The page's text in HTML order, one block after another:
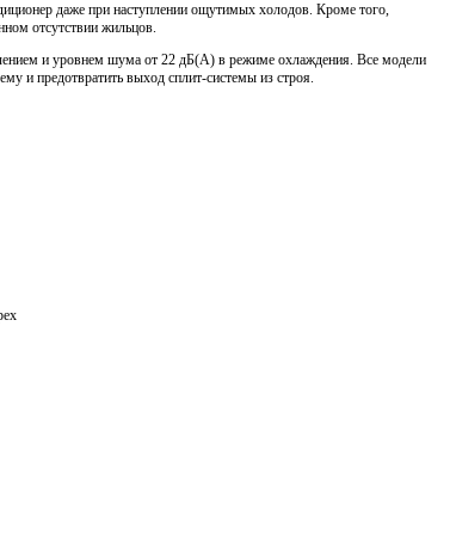
даже при наступлении ощутимых холодов. Кроме того,
отсутствии жильцов.
и уровнем шума от 22 дБ(A) в режиме охлаждения. Все модели
и предотвратить выход сплит-системы из строя.